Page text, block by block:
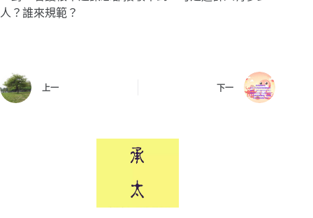
人？誰來規範？
上一 下一